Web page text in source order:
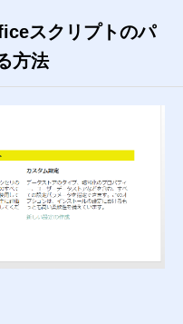
スクリプトのパ
方法